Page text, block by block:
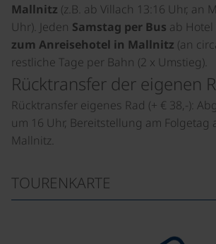
Mallnitz (z.B. ab Villach 13:16 Uhr, an
Uhr). Jeden Samstag per Bus ab
zum Anreisehotel in Mallnitz (an
restliche Tage per Bahn (2 x Umstieg).
Rücktransfer der eigenen
Rücktransfer eigenes Rad (+ € 38,-):
um 16 Uhr, Bereitstellung am Folgetag
Mallnitz.
TOURENKARTE